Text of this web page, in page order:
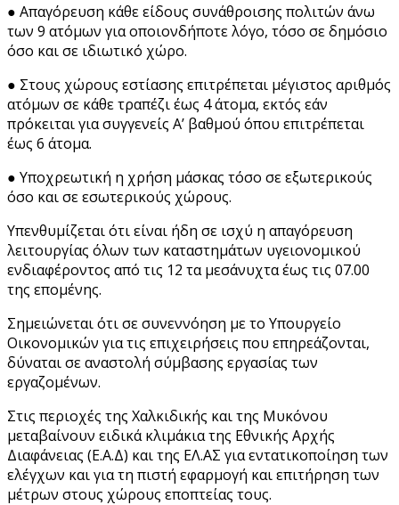
● Απαγόρευση κάθε είδους συνάθροισης πολιτών άνω
των 9 ατόμων για οποιονδήποτε λόγο, τόσο σε δημόσιο
όσο και σε ιδιωτικό χώρο.
● Στους χώρους εστίασης επιτρέπεται μέγιστος αριθμός
ατόμων σε κάθε τραπέζι έως 4 άτομα, εκτός εάν
πρόκειται για συγγενείς Α’ βαθμού όπου επιτρέπεται
έως 6 άτομα.
● Υποχρεωτική η χρήση μάσκας τόσο σε εξωτερικούς
όσο και σε εσωτερικούς χώρους.
Υπενθυμίζεται ότι είναι ήδη σε ισχύ η απαγόρευση
λειτουργίας όλων των καταστημάτων υγειονομικού
ενδιαφέροντος από τις 12 τα μεσάνυχτα έως τις 07.00
της επομένης.
Σημειώνεται ότι σε συνεννόηση με το Υπουργείο
Οικονομικών για τις επιχειρήσεις που επηρεάζονται,
δύναται σε αναστολή σύμβασης εργασίας των
εργαζομένων.
Στις περιοχές της Χαλκιδικής και της Μυκόνου
μεταβαίνουν ειδικά κλιμάκια της Εθνικής Αρχής
Διαφάνειας (Ε.Α.Δ) και της ΕΛ.ΑΣ για εντατικοποίηση των
ελέγχων και για τη πιστή εφαρμογή και επιτήρηση των
μέτρων στους χώρους εποπτείας τους.